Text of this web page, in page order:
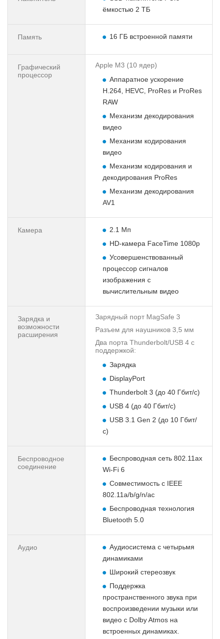
ёмкостью 2 ТБ
Память 16 ГБ встроенной памяти
Графический
процессор
Apple M3 (10 ядер)
Аппаратное ускорение
H.264, HEVC, ProRes и ProRes
RAW
Механизм декодирования
видео
Механизм кодирования
видео
Механизм кодирования и
декодирования ProRes
Механизм декодирования
AV1
Камера
2.1 Мп
HD-камера FaceTime 1080p
Усовершенствованный
процессор сигналов
изображения с
вычислительным видео
Зарядка и
возможности
расширения
Зарядный порт MagSafe 3
Разъем для наушников 3,5 мм
Два порта Thunderbolt/USB 4 с
поддержкой:
Зарядка
DisplayPort
Thunderbolt 3 (до 40 Гбит/с)
USB 4 (до 40 Гбит/с)
USB 3.1 Gen 2 (до 10 Гбит/
с)
Беспроводное
соединение
Беспроводная сеть 802.11ax
Wi-Fi 6
Совместимость с IEEE
802.11a/b/g/n/ac
Беспроводная технология
Bluetooth 5.0
Аудио
Аудиосистема с четырьмя
динамиками
Широкий стереозвук
Поддержка
пространственного звука при
воспроизведении музыки или
видео с Dolby Atmos на
встроенных динамиках.